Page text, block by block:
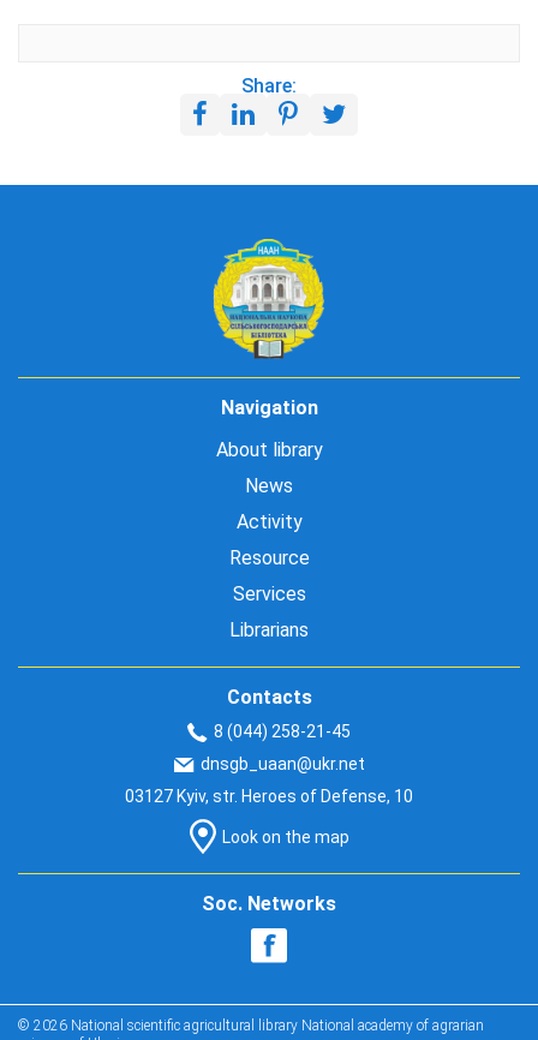
Share:
Navigation
About library
News
Activity
Resource
Services
Librarians
Contacts
8 (044) 258-21-45
dnsgb_uaan@ukr.net
03127 Kyiv, str. Heroes of Defense, 10
Look on the map
Soc. Networks
© 2026 National scientific agricultural library National academy of agrarian